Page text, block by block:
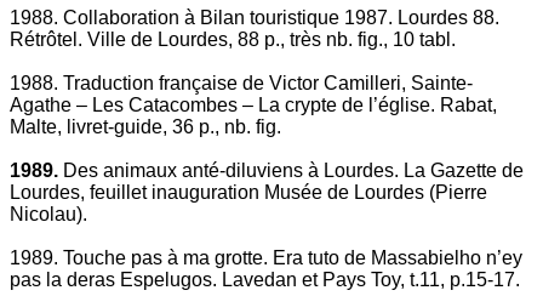
1988. Collaboration à Bilan touristique 1987. Lourdes 88.
Rétrôtel. Ville de Lourdes, 88 p., très nb. fig., 10 tabl.
1988. Traduction française de Victor Camilleri, Sainte-
Agathe – Les Catacombes – La crypte de l’église. Rabat,
Malte, livret-guide, 36 p., nb. fig.
1989. Des animaux anté-diluviens à Lourdes. La Gazette de
Lourdes, feuillet inauguration Musée de Lourdes (Pierre
Nicolau).
1989. Touche pas à ma grotte. Era tuto de Massabielho n’ey
pas la deras Espelugos. Lavedan et Pays Toy, t.11, p.15-17.